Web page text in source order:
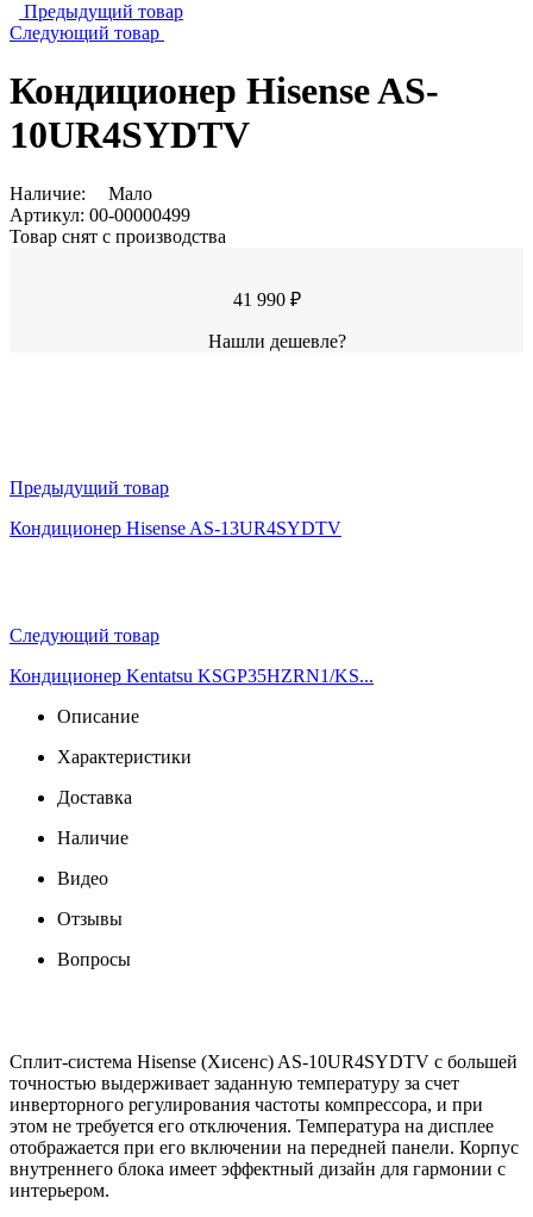
Предыдущий товар
Следующий товар
Кондиционер Hisense AS-
10UR4SYDTV
Наличие:
Мало
Артикул: 00-00000499
Товар снят с производства
41 990 ₽
Нашли дешевле?
Предыдущий товар
Кондиционер Hisense AS-13UR4SYDTV
Следующий товар
Кондиционер Kentatsu KSGP35HZRN1/KS...
Описание
Характеристики
Доставка
Наличие
Видео
Отзывы
Вопросы
Сплит-система Hisense (Хисенс) AS-10UR4SYDTV с большей
точностью выдерживает заданную температуру за счет
инверторного регулирования частоты компрессора, и при
этом не требуется его отключения. Температура на дисплее
отображается при его включении на передней панели. Корпус
внутреннего блока имеет эффектный дизайн для гармонии с
интерьером.